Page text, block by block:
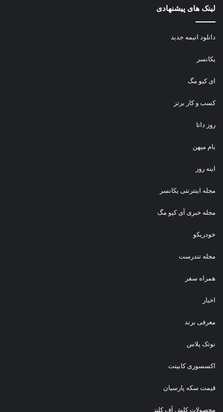
لینک های پیشنهادی
دانلود انیمه جدید
یکانسر
ای کیو مگ
کسب و کار برتر
روز داتا
بام میهن
اینه روز
مجله اینترنتی یکانسر
مجله خبری آی کیو مگ
خودریکو
مجله‌ تندرست
همراه سفر
اخبار
معرفی برند
نوتک پلاس
اکسسوری کابینت
قیمت سکه پارسیان
محصولات کلش آف کلنز